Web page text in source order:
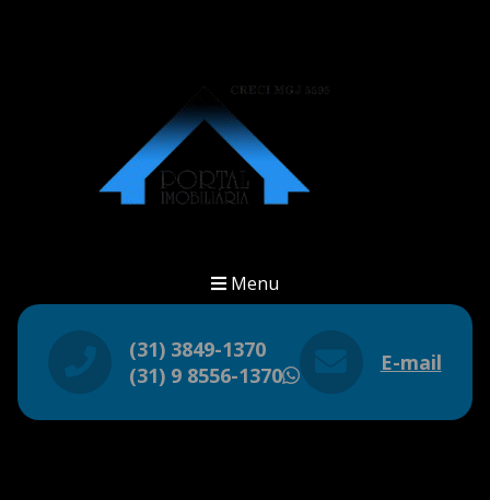
Menu
(31) 3849-1370
(31) 9 8556-1370
WhatsApp
E-mail